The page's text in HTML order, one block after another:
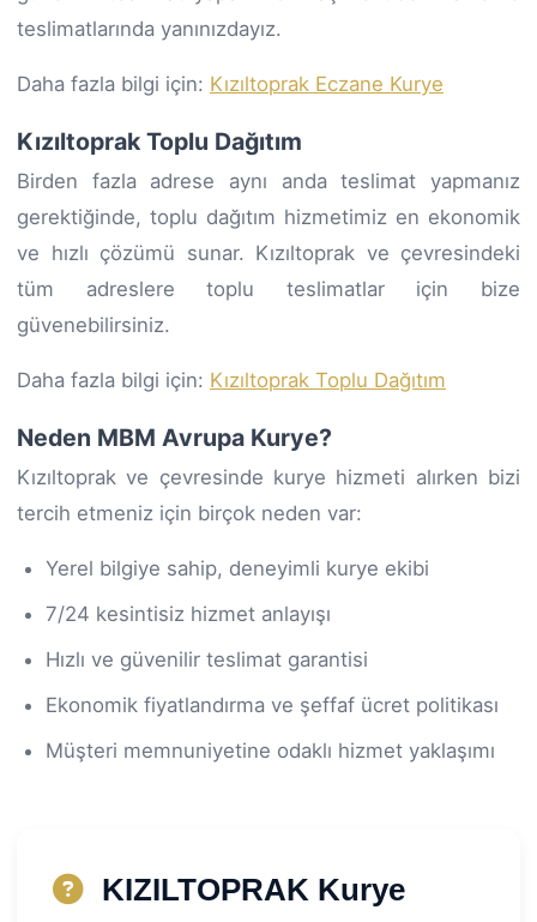
teslimatlarında yanınızdayız.
Daha fazla bilgi için: Kızıltoprak Eczane Kurye
Kızıltoprak Toplu Dağıtım
Birden fazla adrese aynı anda teslimat yapmanız
gerektiğinde, toplu dağıtım hizmetimiz en ekonomik
ve hızlı çözümü sunar. Kızıltoprak ve çevresindeki
tüm adreslere toplu teslimatlar için bize
güvenebilirsiniz.
Daha fazla bilgi için: Kızıltoprak Toplu Dağıtım
Neden MBM Avrupa Kurye?
Kızıltoprak ve çevresinde kurye hizmeti alırken bizi
tercih etmeniz için birçok neden var:
Yerel bilgiye sahip, deneyimli kurye ekibi
7/24 kesintisiz hizmet anlayışı
Hızlı ve güvenilir teslimat garantisi
Ekonomik fiyatlandırma ve şeffaf ücret politikası
Müşteri memnuniyetine odaklı hizmet yaklaşımı
KIZILTOPRAK Kurye